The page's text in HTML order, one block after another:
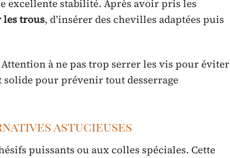
excellente stabilité. Après avoir pris les
les trous, d’insérer des chevilles adaptées puis
Attention à ne pas trop serrer les vis pour éviter
solide pour prévenir tout desserrage
astucieuses
puissants ou aux colles spéciales. Cette